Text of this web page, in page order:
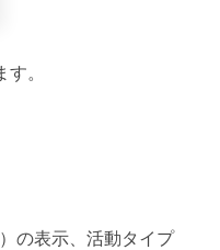
。
の表示、活動タイプ